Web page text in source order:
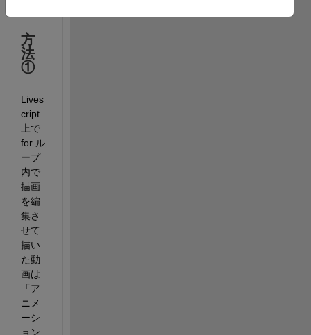
方
法
①
Lives
cript
上で
for ル
ープ
内で
描画
を編
集さ
せて
描い
た動
画は
「ア
ニメ
ーシ
ョン